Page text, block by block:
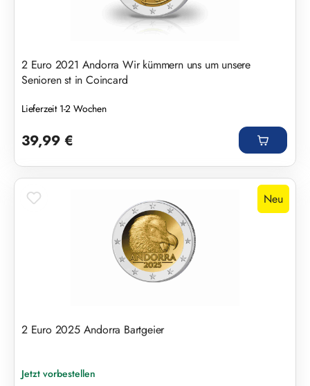
2 Euro 2021 Andorra Wir kümmern uns um unsere
Senioren st in Coincard
Lieferzeit 1-2 Wochen
39,99 €
Neu
2 Euro 2025 Andorra Bartgeier
Jetzt vorbestellen